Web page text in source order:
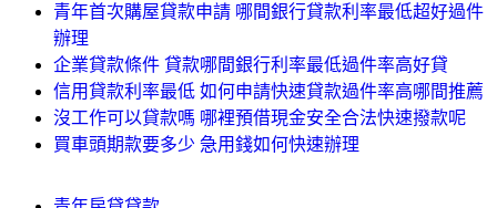
青年首次購屋貸款申請 哪間銀行貸款利率最低超好過件
辦理
企業貸款條件 貸款哪間銀行利率最低過件率高好貸
信用貸款利率最低 如何申請快速貸款過件率高哪間推薦
沒工作可以貸款嗎 哪裡預借現金安全合法快速撥款呢
買車頭期款要多少 急用錢如何快速辦理